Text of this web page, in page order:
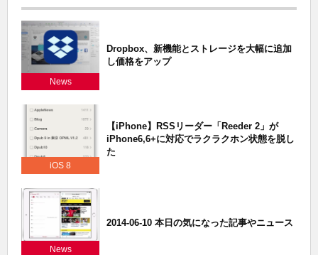
News
Dropbox、新機能とストレージを大幅に追加
し価格をアップ
iOS 8
【iPhone】RSSリーダー「Reeder 2」が
iPhone6,6+に対応でラクラクホン状態を脱し
た
News
2014-06-10 本日の気になった記事やニュース